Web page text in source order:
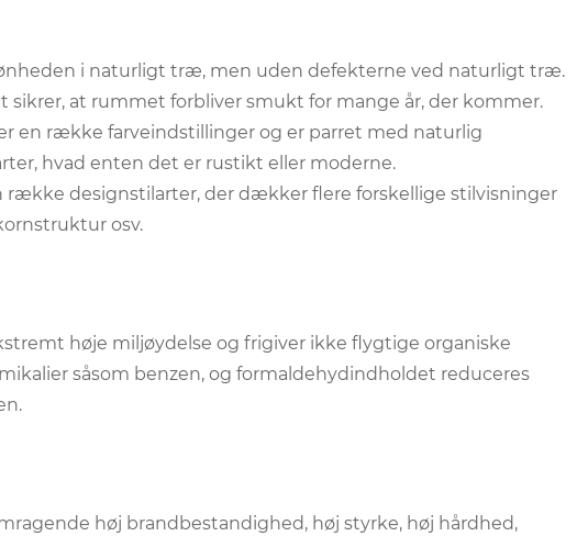
i naturligt træ, men uden defekterne ved naturligt træ.
sikrer, at rummet forbliver smukt for mange år, der kommer.
række farveindstillinger og er parret med naturlig
hvad enten det er rustikt eller moderne.
designstilarter, der dækker flere forskellige stilvisninger
osv.
høje miljøydelse og frigiver ikke flygtige organiske
såsom benzen, og formaldehydindholdet reduceres
høj brandbestandighed, høj styrke, høj hårdhed,